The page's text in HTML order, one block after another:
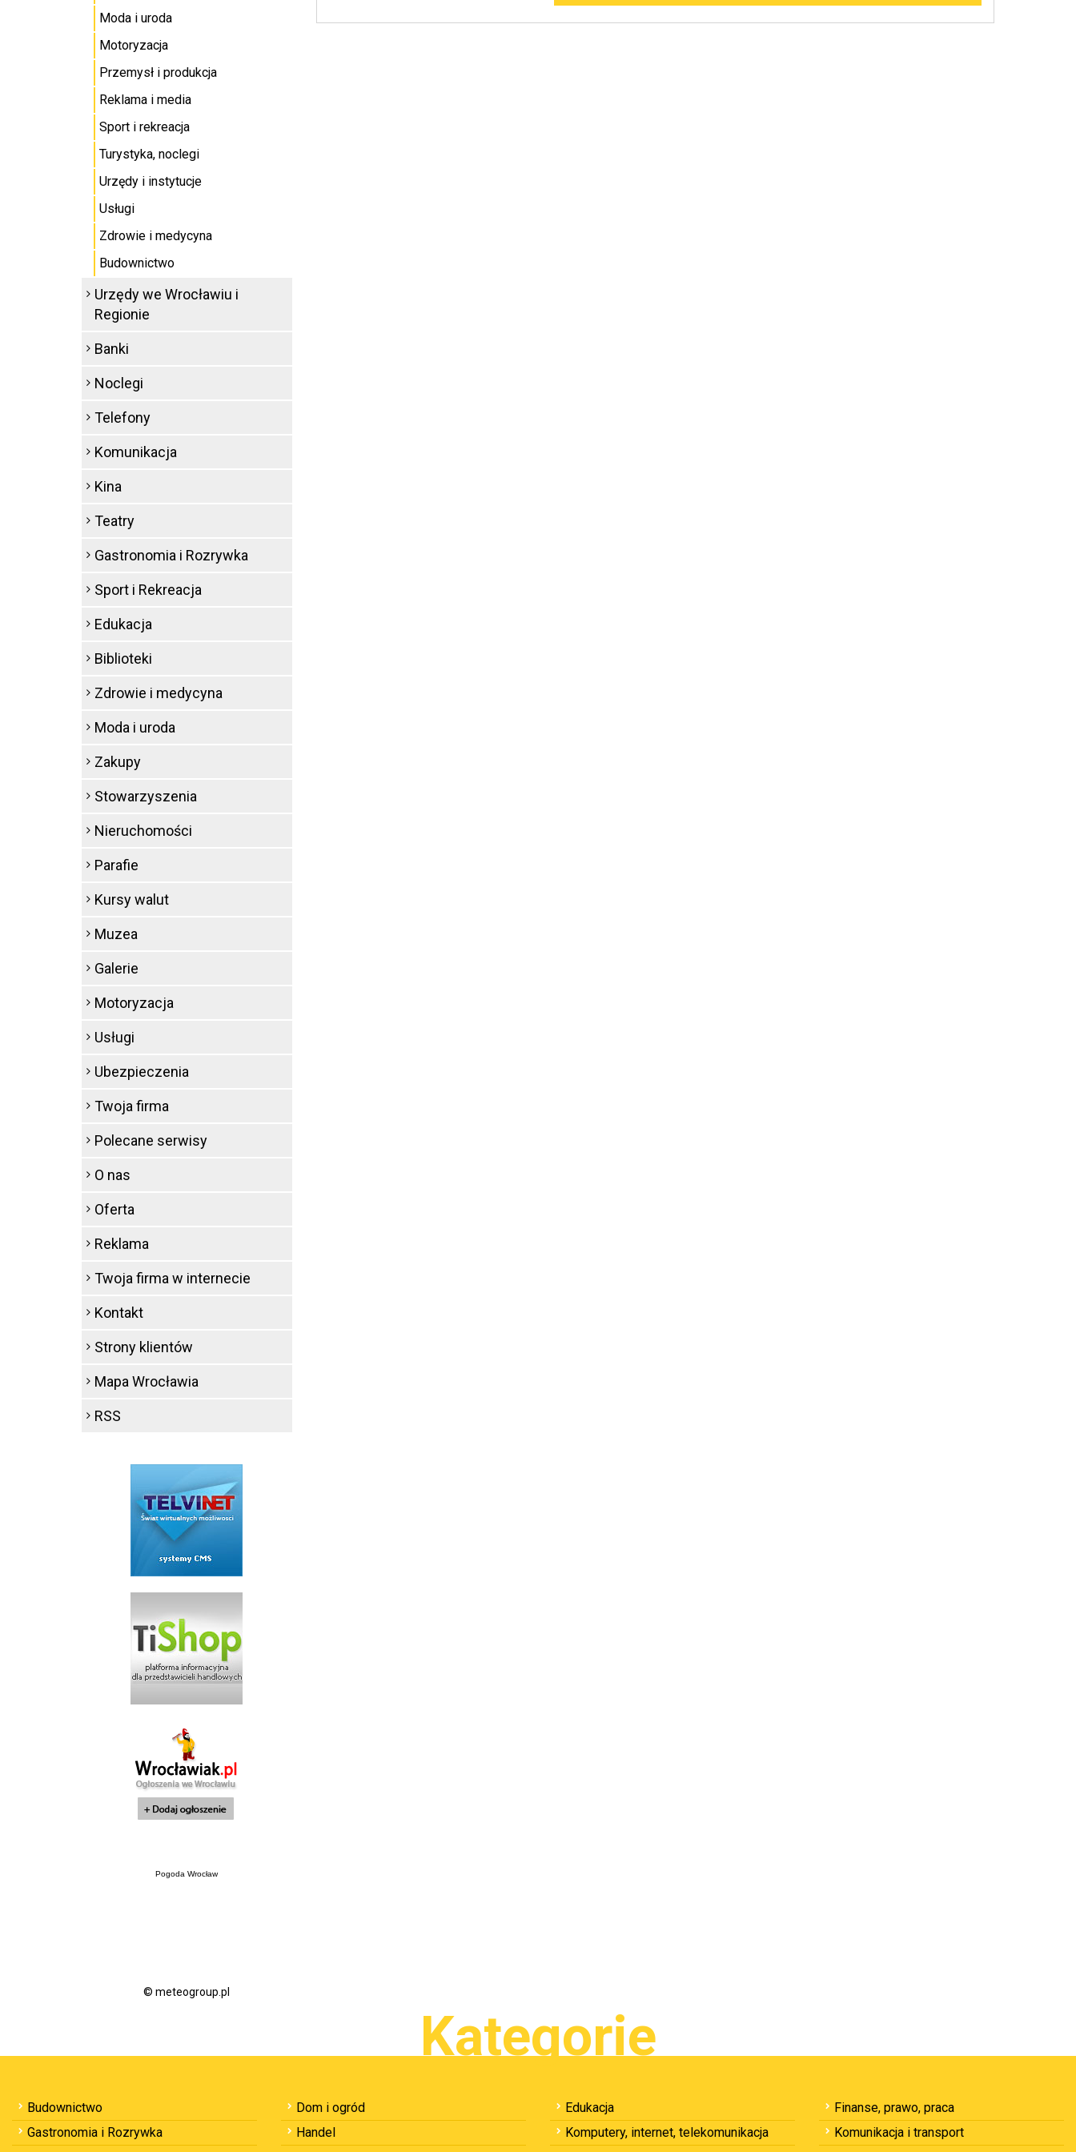
Moda i uroda
Motoryzacja
Przemysł i produkcja
Reklama i media
Sport i rekreacja
Turystyka, noclegi
Urzędy i instytucje
Usługi
Zdrowie i medycyna
Budownictwo
Urzędy we Wrocławiu i
Regionie
Banki
Noclegi
Telefony
Komunikacja
Kina
Teatry
Gastronomia i Rozrywka
Sport i Rekreacja
Edukacja
Biblioteki
Zdrowie i medycyna
Moda i uroda
Zakupy
Stowarzyszenia
Nieruchomości
Parafie
Kursy walut
Muzea
Galerie
Motoryzacja
Usługi
Ubezpieczenia
Twoja firma
Polecane serwisy
O nas
Oferta
Reklama
Twoja firma w internecie
Kontakt
Strony klientów
Mapa Wrocławia
RSS
Pogoda Wrocław
© meteogroup.pl
Kategorie
Budownictwo Dom i ogród Edukacja
Finanse, prawo, praca
Gastronomia i Rozrywka
Handel Komputery, internet, telekomunikacja
Komunikacja i transport